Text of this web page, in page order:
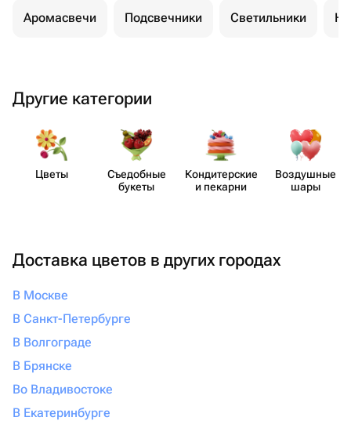
Аромасвечи Подсвечники Светильники
Другие категории
Цветы
Съедобные
букеты
Кондит​ерские
и пекарни
Воздушные
шары
Доставка цветов в других городах
В Москве
В Санкт-Петербурге
В Волгограде
В Брянске
Во Владивостоке
В Екатеринбурге